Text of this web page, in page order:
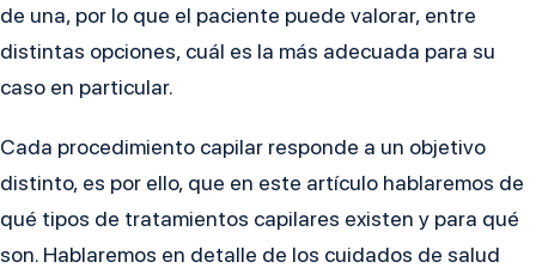
de una, por lo que el paciente puede valorar, entre
distintas opciones, cuál es la más adecuada para su
caso en particular.
Cada procedimiento capilar responde a un objetivo
distinto, es por ello, que en este artículo hablaremos de
qué tipos de tratamientos capilares existen y para qué
son. Hablaremos en detalle de los cuidados de salud